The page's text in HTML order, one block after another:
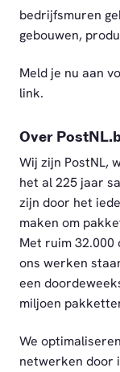
bedrijfsmuren
gebouwen,
Meld je nu aan
link.
Over
Wij zijn PostNL,
het al 225 jaar
zijn door het
maken om
Met ruim 32.000
ons werken
een
miljoen
We
netwerken door